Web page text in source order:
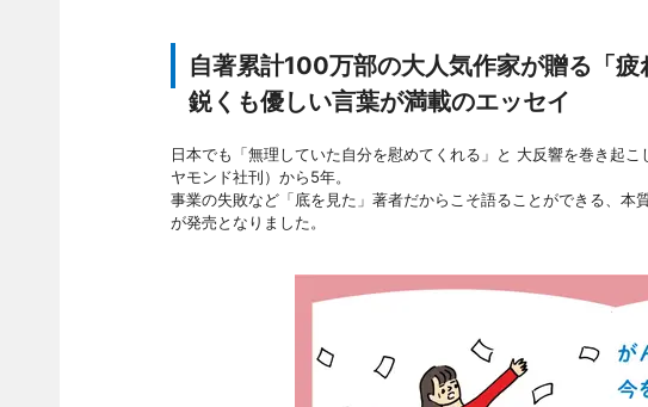
自著累計100万部の大人気作家が贈る「疲
鋭くも優しい言葉が満載のエッセイ
日本でも「無理していた自分を慰めてくれる」と 大反響を巻き起
ヤモンド社刊）から5年。
事業の失敗など「底を見た」著者だからこそ語ることができる、本
が発売となりました。